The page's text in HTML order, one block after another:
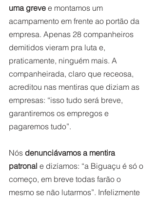
uma greve e montamos um
acampamento em frente ao portão da
empresa. Apenas 28 companheiros
demitidos vieram pra luta e,
praticamente, ninguém mais. A
companheirada, claro que receosa,
acreditou nas mentiras que diziam as
empresas: “isso tudo será breve,
garantiremos os empregos e
pagaremos tudo”.
Nós denunciávamos a mentira
patronal e dizíamos: “a Biguaçu é só o
começo, em breve todas farão o
mesmo se não lutarmos”. Infelizmente